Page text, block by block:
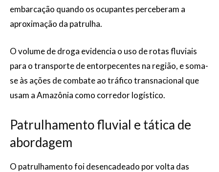
embarcação quando os ocupantes perceberam a
aproximação da patrulha.
O volume de droga evidencia o uso de rotas fluviais
para o transporte de entorpecentes na região, e soma-
se às ações de combate ao tráfico transnacional que
usam a Amazônia como corredor logístico.
Patrulhamento fluvial e tática de
abordagem
O patrulhamento foi desencadeado por volta das